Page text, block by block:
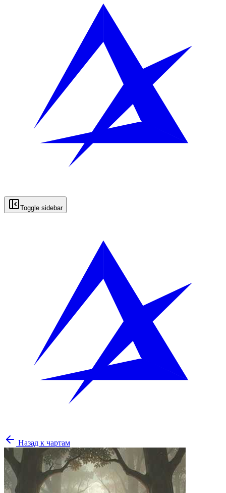
Toggle sidebar
Назад к чартам